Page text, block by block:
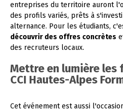
entreprises du territoire auront
des profils variés, prêts à
alternance. Pour les étudiants,
découvrir des offres concrètes
des recruteurs locaux.
Mettre en lumière les
CCI Hautes-Alpes
Cet événement est aussi